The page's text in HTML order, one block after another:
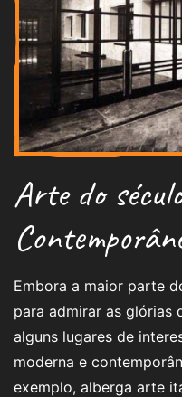
Arte do
Embora a maior parte
para admirar as glórias
alguns lugares de
moderna e
exemplo, alberga arte